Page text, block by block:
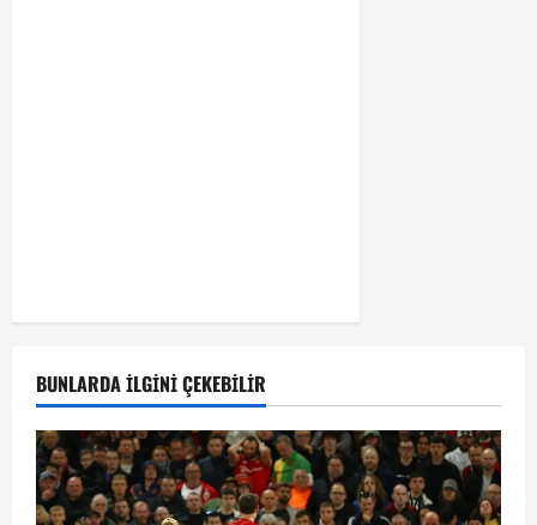
BUNLARDA İLGINI ÇEKEBILIR